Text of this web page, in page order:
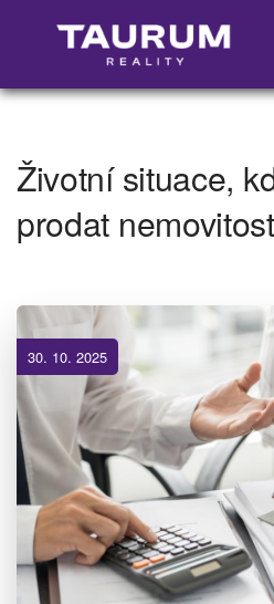
Životní situace,
prodat nemovitost
30. 10. 2025